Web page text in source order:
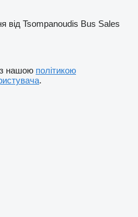
від Tsompanoudis Bus Sales
нашою політикою
.